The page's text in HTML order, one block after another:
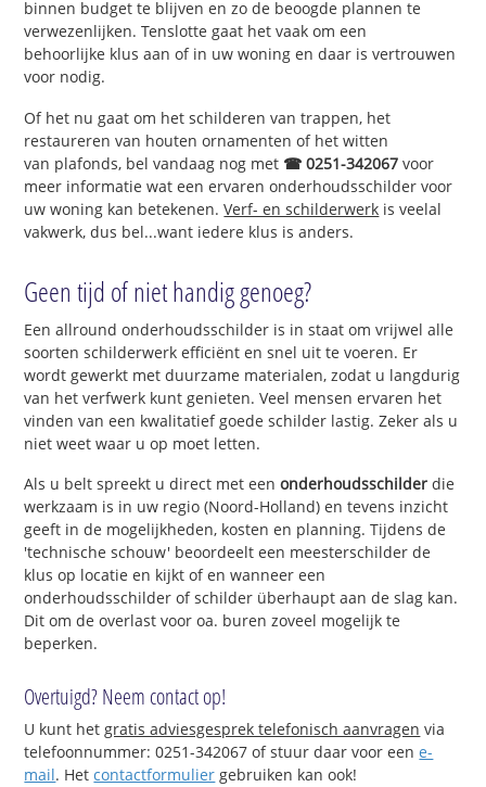
binnen budget te blijven en zo de beoogde plannen te
verwezenlijken. Tenslotte gaat het vaak om een
behoorlijke klus aan of in uw woning en daar is vertrouwen
voor nodig.
Of het nu gaat om het schilderen van trappen, het
restaureren van houten ornamenten of het witten
van plafonds, bel vandaag nog met ☎ 0251-342067 voor
meer informatie wat een ervaren onderhoudsschilder voor
uw woning kan betekenen.Verf- en schilderwerk is veelal
vakwerk, dus bel...want iedere klus is anders.
Geen tijd of niet handig genoeg?
Een allround onderhoudsschilder is in staat om vrijwel alle
soorten schilderwerk efficiënt en snel uit te voeren. Er
wordt gewerkt met duurzame materialen, zodat u langdurig
van het verfwerk kunt genieten. Veel mensen ervaren het
vinden van een kwalitatief goede schilder lastig. Zeker als u
niet weet waar u op moet letten.
Als u belt spreekt u direct met eenonderhoudsschilder die
werkzaam is in uw regio (Noord-Holland) en tevens inzicht
geeft in de mogelijkheden, kosten en planning. Tijdens de
'technische schouw' beoordeelt een meesterschilder de
klus op locatie en kijkt of en wanneer een
onderhoudsschilder of schilder überhaupt aan de slag kan.
Dit om de overlast voor oa. buren zoveel mogelijk te
beperken.
Overtuigd? Neem contact op!
U kunt hetgratis adviesgesprek telefonisch aanvragen via
telefoonnummer: 0251-342067 of stuur daar voor eene-
mail. Hetcontactformulier gebruiken kan ook!